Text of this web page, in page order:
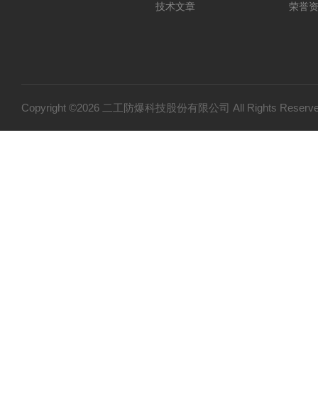
技术文章 荣誉
Copyright ©2026 二工防爆科技股份有限公司 All Rights